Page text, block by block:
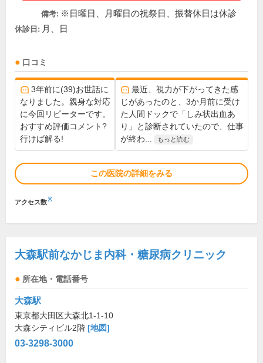
備考: ※日曜日、月曜日の祝祭日、振替休日は休診
休診日: 月、日
口コミ
3年前に(39)お世話に
なりました。親身な対応
に今回リピーターです。
おすすめ評価コメント?
行けば解る!
最近、視力が下がってきた感
じがあったのと、3か月前に受け
た人間ドックで「しみ状出血あ
り」と診断されていたので、仕事
が終わ...
もっと読む
この医院の詳細をみる
アクセス数※
大森駅前なかじま内科・糖尿病クリニック
所在地・電話番号
大森駅
東京都大田区大森北1-1-10
大森シティビル2階 [地図]
03-3298-3000